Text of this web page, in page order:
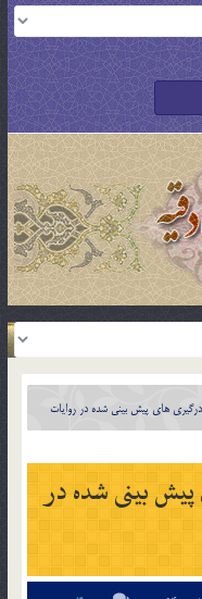
های پیش بینی شده در روایات
بینی شده در